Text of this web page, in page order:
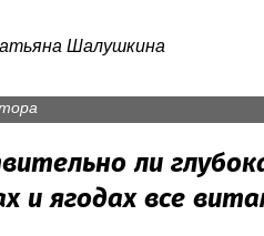
Шалушкина
ли
и ягодах все